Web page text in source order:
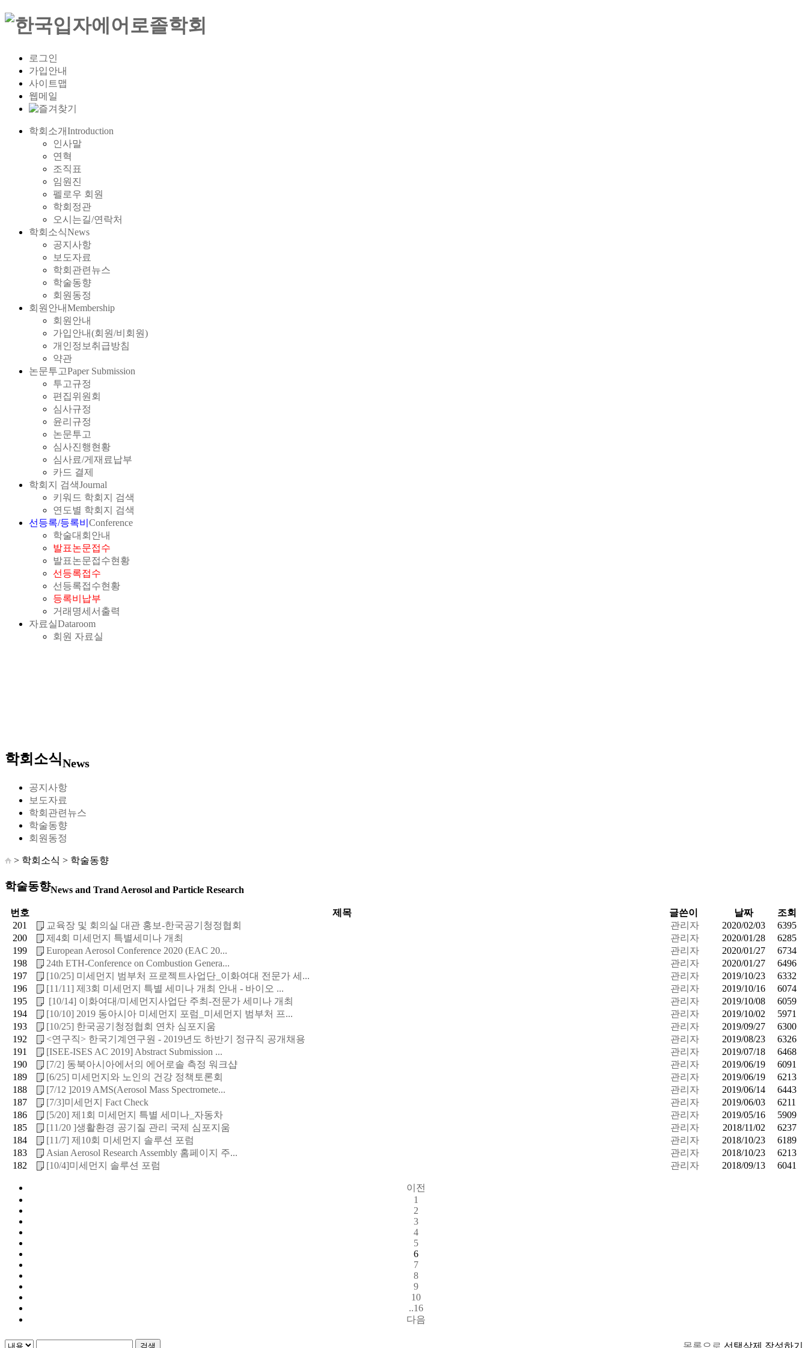
로그인
가입안내
사이트맵
웹메일
학회소개Introduction
인사말
연혁
조직표
임원진
펠로우 회원
학회정관
오시는길/연락처
학회소식News
공지사항
보도자료
학회관련뉴스
학술동향
회원동정
회원안내Membership
회원안내
가입안내(회원/비회원)
개인정보취급방침
약관
논문투고Paper Submission
투고규정
편집위원회
심사규정
윤리규정
논문투고
심사진행현황
심사료/게재료납부
카드 결제
학회지 검색Journal
키워드 학회지 검색
연도별 학회지 검색
선등록/등록비 Conference
학술대회안내
발표논문접수
발표논문접수현황
선등록접수
선등록접수현황
등록비납부
거래명세서출력
자료실Dataroom
회원 자료실
학회소식News
공지사항
보도자료
학회관련뉴스
학술동향
회원동정
> 학회소식 > 학술동향
학술동향News and Trand Aerosol and Particle Research
번호 제목 글쓴이 날짜
조회
201
교육장 및 회의실 대관 홍보-한국공기청정협회 관리자 2020/02/03
6395
200
제4회 미세먼지 특별세미나 개최 관리자 2020/01/28
6285
199
European Aerosol Conference 2020 (EAC 20... 관리자 2020/01/27
6734
198
24th ETH-Conference on Combustion Genera... 관리자 2020/01/27
6496
197
[10/25] 미세먼지 범부처 프로젝트사업단_이화여대 전문가 세... 관리자 2019/10/23
6332
196
[11/11] 제3회 미세먼지 특별 세미나 개최 안내 - 바이오 ... 관리자 2019/10/16
6074
195
[10/14] 이화여대/미세먼지사업단 주최-전문가 세미나 개최 관리자 2019/10/08
6059
194
[10/10] 2019 동아시아 미세먼지 포럼_미세먼지 범부처 프... 관리자 2019/10/02
5971
193
[10/25] 한국공기청정협회 연차 심포지움 관리자 2019/09/27
6300
192
<연구직> 한국기계연구원 - 2019년도 하반기 정규직 공개채용 관리자 2019/08/23
6326
191
[ISEE-ISES AC 2019] Abstract Submission ... 관리자 2019/07/18
6468
190
[7/2] 동북아시아에서의 에어로솔 측정 워크샵 관리자 2019/06/19
6091
189
[6/25] 미세먼지와 노인의 건강 정책토론회 관리자 2019/06/19
6213
188
[7/12 ]2019 AMS(Aerosol Mass Spectromete... 관리자 2019/06/14
6443
187
[7/3]미세먼지 Fact Check 관리자 2019/06/03
6211
186
[5/20] 제1회 미세먼지 특별 세미나_자동차 관리자 2019/05/16
5909
185
[11/20 ]생활환경 공기질 관리 국제 심포지움 관리자 2018/11/02
6237
184
[11/7] 제10회 미세먼지 솔루션 포럼 관리자 2018/10/23
6189
183
Asian Aerosol Research Assembly 홈페이지 주... 관리자 2018/10/23
6213
182
[10/4]미세먼지 솔루션 포럼 관리자 2018/09/13 6041
이전
1
2
3
4
5
6
7
8
9
10
..16
다음
검색 목록으로 선택삭제 작성하기